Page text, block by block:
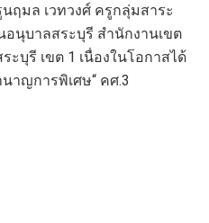
มล เวทวงศ์ ครูกลุ่มสาระ
อนุบาลสระบุรี สำนักงานเขต
บุรี เขต 1 เนื่องในโอกาสได้
าญการพิเศษ“ คศ.3